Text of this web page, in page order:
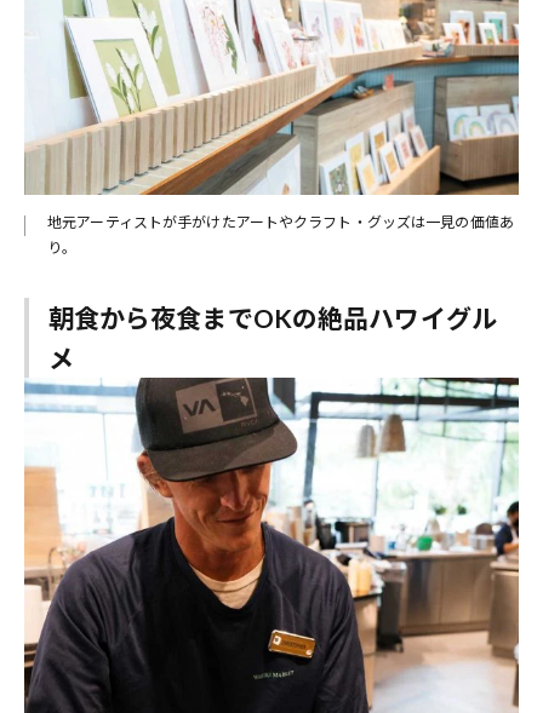
地元アーティストが手がけたアートやクラフト・グッズは一見の価値あ
り。
朝食から夜食までOKの絶品ハワイグル
メ